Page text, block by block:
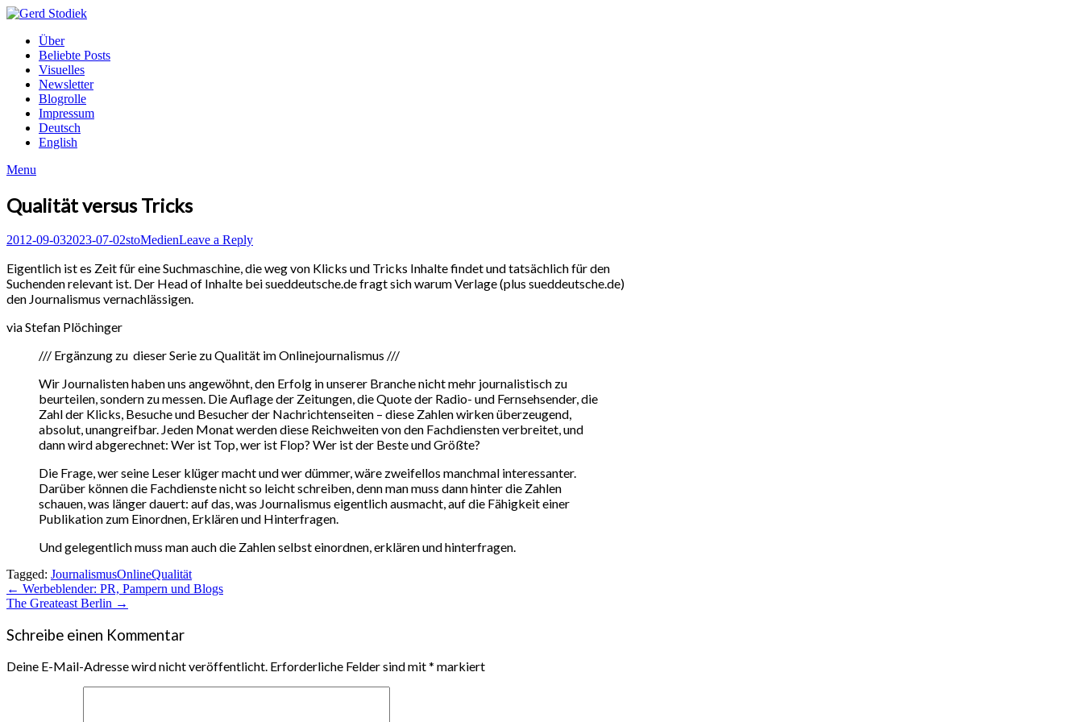
Skip
content
StodiekÜber
Beliebte Posts
Visuelles
Newsletter
Blogrolle
Impressum
Deutsch
English
Menu
Qualität versus Tricks
Posted
2012-09-032023-07-02Author
stoPosted
MedienLeave a Reply
Eigentlich ist es Zeit für eine Suchmaschine, die weg von Klicks und Tricks Inhalte findet und tatsächlich für den
Suchenden relevant ist. Der Head of Inhalte bei sueddeutsche.de fragt sich warum Verlage (plus sueddeutsche.de)
den Journalismus vernachlässigen.
via Stefan Plöchinger
/// Ergänzung zu dieser Serie zu Qualität im Onlinejournalismus ///
Wir Journalisten haben uns angewöhnt, den Erfolg in unserer Branche nicht mehr journalistisch zu
beurteilen, sondern zu messen. Die Auflage der Zeitungen, die Quote der Radio- und Fernsehsender, die
Zahl der Klicks, Besuche und Besucher der Nachrichtenseiten – diese Zahlen wirken überzeugend,
absolut, unangreifbar. Jeden Monat werden diese Reichweiten von den Fachdiensten verbreitet, und
dann wird abgerechnet: Wer ist Top, wer ist Flop? Wer ist der Beste und Größte?
Die Frage, wer seine Leser klüger macht und wer dümmer, wäre zweifellos manchmal interessanter.
Darüber können die Fachdienste nicht so leicht schreiben, denn man muss dann hinter die Zahlen
schauen, was länger dauert: auf das, was Journalismus eigentlich ausmacht, auf die Fähigkeit einer
Publikation zum Einordnen, Erklären und Hinterfragen.
Und gelegentlich muss man auch die Zahlen selbst einordnen, erklären und hinterfragen.
Tagged: JournalismusOnlineQualität
Beitragsnavigation
← Werbeblender: PR, Pampern und Blogs
The Greateast Berlin →
Schreibe einen Kommentar
Deine E-Mail-Adresse wird nicht veröffentlicht. Erforderliche Felder sind mit* markiert